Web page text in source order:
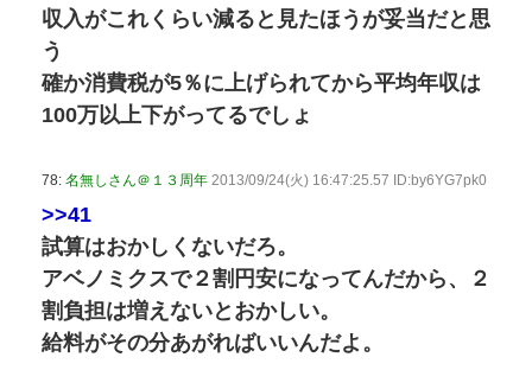
収入がこれくらい減ると見たほうが妥当だと思
う
確か消費税が5％に上げられてから平均年収は
100万以上下がってるでしょ
78: 名無しさん＠１３周年 2013/09/24(火) 16:47:25.57 ID:by6YG7pk0
>>41
試算はおかしくないだろ。
アベノミクスで２割円安になってんだから、２
割負担は増えないとおかしい。
給料がその分あがればいいんだよ。